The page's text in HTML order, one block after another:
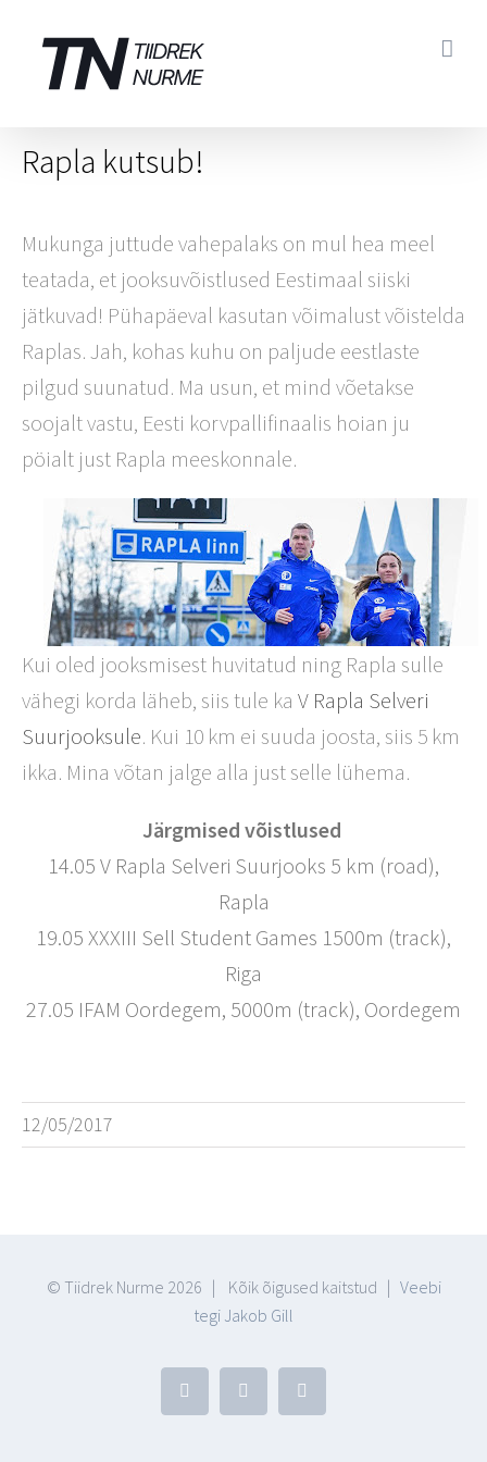
content
Rapla kutsub!
Mukunga juttude vahepalaks on mul hea meel
teatada, et jooksuvõistlused Eestimaal siiski
jätkuvad! Pühapäeval kasutan võimalust võistelda
Raplas. Jah, kohas kuhu on paljude eestlaste
pilgud suunatud. Ma usun, et mind võetakse
soojalt vastu, Eesti korvpallifinaalis hoian ju
pöialt just Rapla meeskonnale.
Kui oled jooksmisest huvitatud ning Rapla sulle
vähegi korda läheb, siis tule ka V Rapla Selveri
Suurjooksule. Kui 10 km ei suuda joosta, siis 5 km
ikka. Mina võtan jalge alla just selle lühema.
Järgmised võistlused
14.05 V Rapla Selveri Suurjooks 5 km (road),
Rapla
19.05 XXXIII Sell Student Games 1500m (track),
Riga
27.05 IFAM Oordegem, 5000m (track), Oordegem
12/05/2017
© Tiidrek Nurme 2026 | Kõik õigused kaitstud | Veebi
tegi Jakob Gill
FacebookYouTubeBlogger